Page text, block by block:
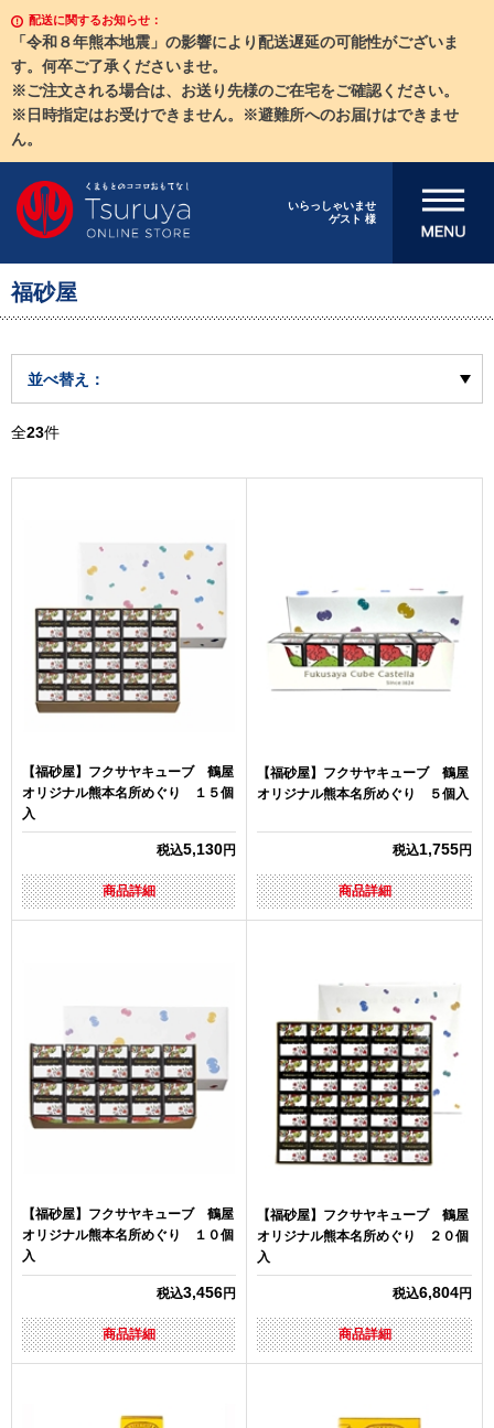
配送に関するお知らせ：
「令和８年熊本地震」の影響により配送遅延の可能性がございま
す。何卒ご了承くださいませ。
※ご注文される場合は、お送り先様のご在宅をご確認ください。
※日時指定はお受けできません。※避難所へのお届けはできませ
ん。
いらっしゃいませ
ゲスト 様
メニューを開
福砂屋
並べ替え：
全23件
【福砂屋】フクサヤキューブ 鶴屋
オリジナル熊本名所めぐり １５個
入
税込5,130円
商品詳細
【福砂屋】フクサヤキューブ 鶴屋
オリジナル熊本名所めぐり ５個入
税込1,755円
商品詳細
【福砂屋】フクサヤキューブ 鶴屋
オリジナル熊本名所めぐり １０個
入
税込3,456円
商品詳細
【福砂屋】フクサヤキューブ 鶴屋
オリジナル熊本名所めぐり ２０個
入
税込6,804円
商品詳細